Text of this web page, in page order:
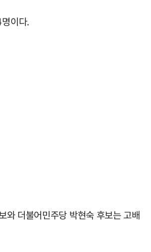
이다.
와 더불어민주당 박현숙 후보는 고배